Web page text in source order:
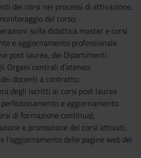
dei corsi nei processi di attivazione,
del corso;
sulla didattica master e corsi
e aggiornamento professionale
post laurea, dei Dipartimenti
Organi centrali d’ateneo;
docenti a contratto;
degli iscritti ai corsi post laurea
e aggiornamento
di formazione continua);
e promozione dei corsi attivati;
l'aggiornamento delle pagine web dei